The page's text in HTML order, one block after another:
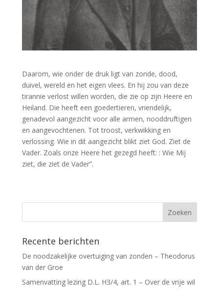
Daarom, wie onder de druk ligt van zonde, dood,
duivel, wereld en het eigen vlees. En hij zou van deze
tirannie verlost willen worden, die zie op zijn Heere en
Heiland. Die heeft een goedertieren, vriendelijk,
genadevol aangezicht voor alle armen, nooddruftigen
en aangevochtenen. Tot troost, verkwikking en
verlossing. Wie in dit aangezicht blikt ziet God. Ziet de
Vader. Zoals onze Heere het gezegd heeft: : Wie Mij
ziet, die ziet de Vader”.
Recente berichten
De noodzakelijke overtuiging van zonden – Theodorus
van der Groe
Samenvatting lezing D.L. H3/4, art. 1 – Over de vrije wil